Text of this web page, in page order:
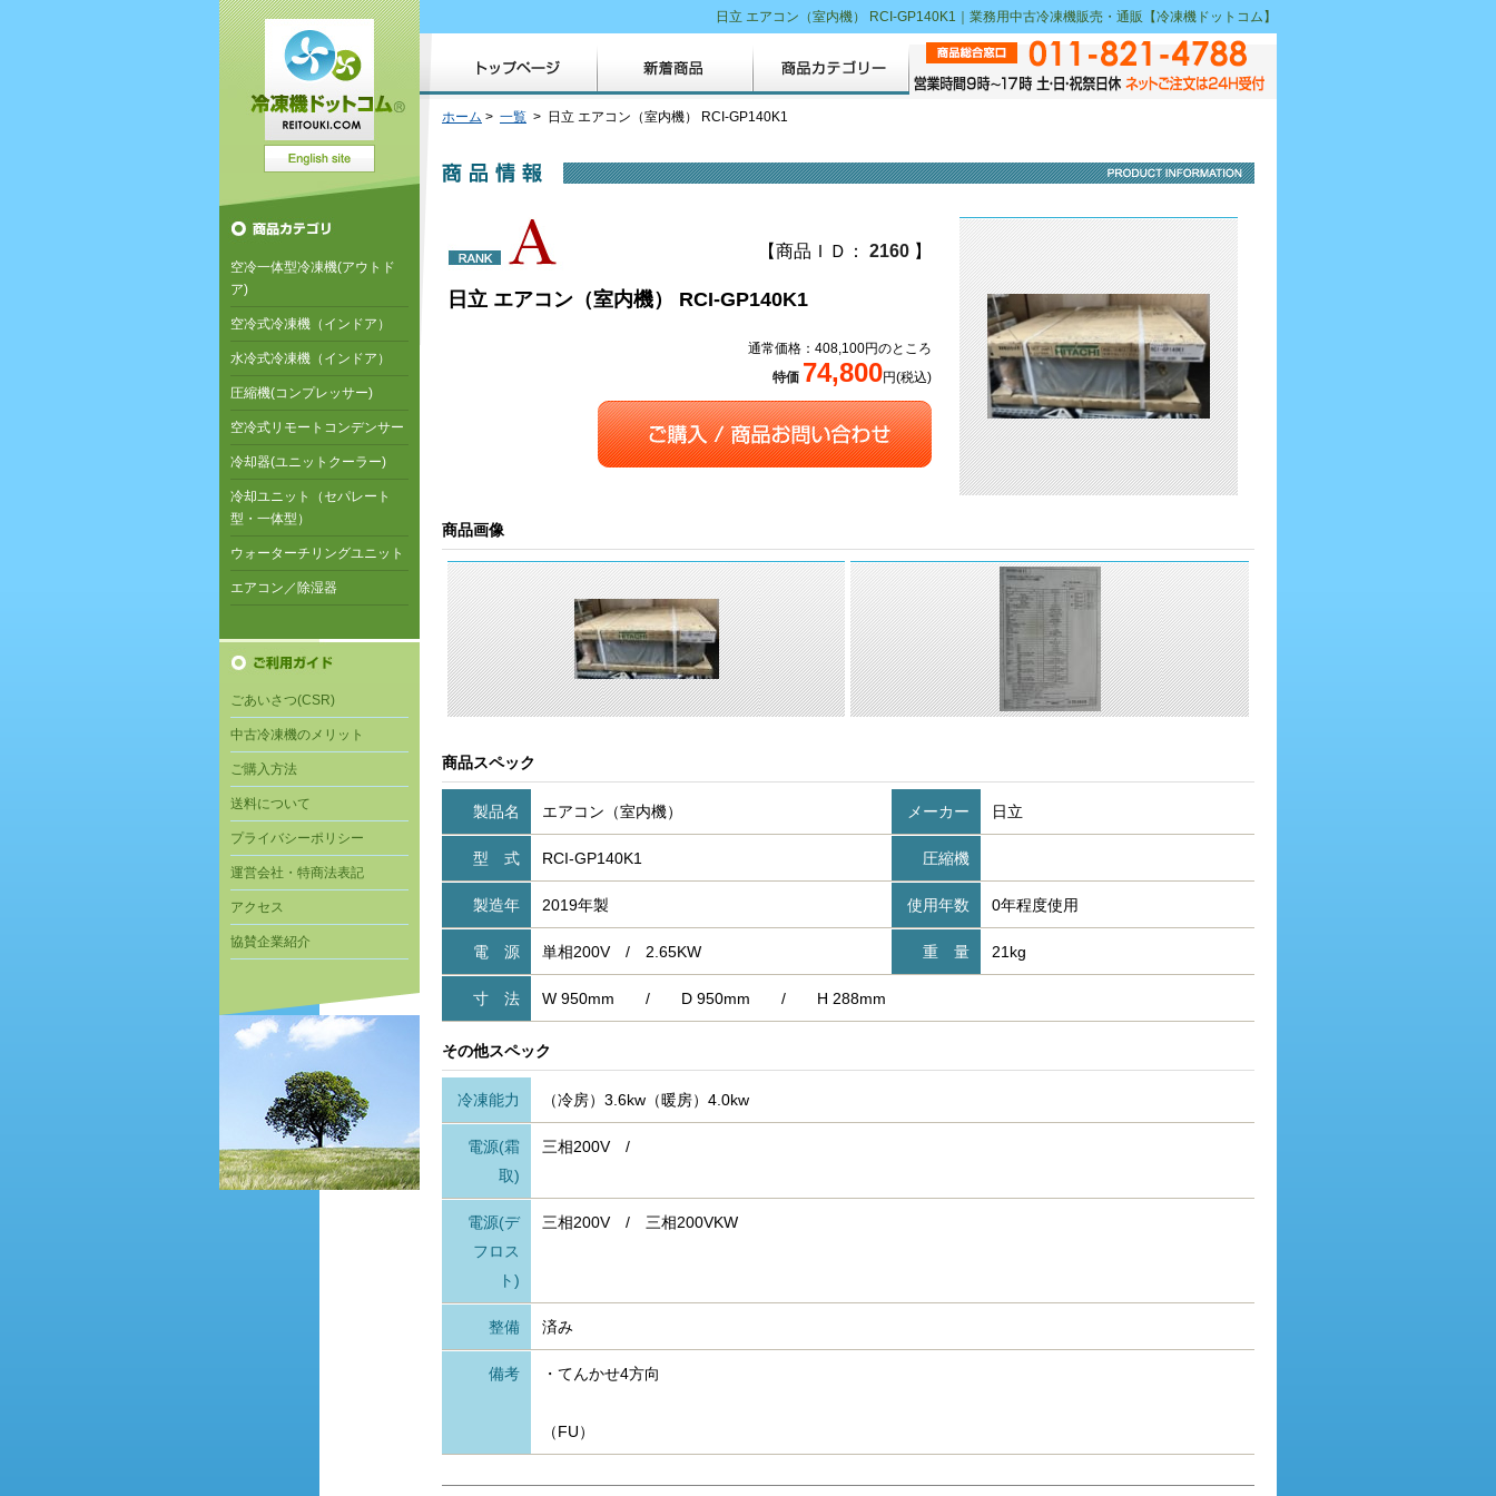
日立 エアコン（室内機） RCI-GP140K1｜業務用中古冷凍機販売・通販【冷凍機ドットコム】
ホーム > 一覧 > 日立 エアコン（室内機） RCI-GP140K1
【商品ＩＤ： 2160 】
日立 エアコン（室内機） RCI-GP140K1
通常価格：408,100円のところ
特価 74,800円(税込)
商品画像
商品スペック
製品名 エアコン（室内機） メーカー 日立
型 式 RCI-GP140K1 圧縮機
製造年 2019年製 使用年数 0年程度使用
電 源 単相200V / 2.65KW 重 量 21kg
寸 法 W 950mm / D 950mm / H 288mm
その他スペック
冷凍能力 （冷房）3.6kw（暖房）4.0kw
電源(霜
取)
三相200V /
電源(デ
フロス
ト)
三相200V / 三相200VKW
整備 済み
備考 ・てんかせ4方向
（FU）
空冷一体型冷凍機(アウトド
ア)
空冷式冷凍機（インドア）
水冷式冷凍機（インドア）
圧縮機(コンプレッサー)
空冷式リモートコンデンサー
冷却器(ユニットクーラー)
冷却ユニット（セパレート
型・一体型）
ウォーターチリングユニット
エアコン／除湿器
ごあいさつ(CSR)
中古冷凍機のメリット
ご購入方法
送料について
プライバシーポリシー
運営会社・特商法表記
アクセス
協賛企業紹介